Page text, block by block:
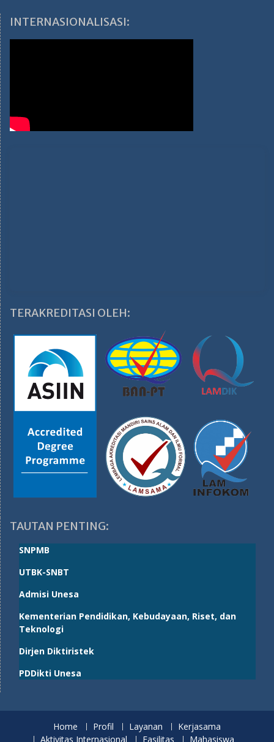
INTERNASIONALISASI:
TERAKREDITASI OLEH:
TAUTAN PENTING:
SNPMB
UTBK-SNBT
Admisi Unesa
Kementerian Pendidikan, Kebudayaan, Riset, dan
Teknologi
Dirjen Diktiristek
PDDikti Unesa
Home Profil Layanan
Kerjasama
Aktivitas Internasional
Fasilitas Mahasiswa